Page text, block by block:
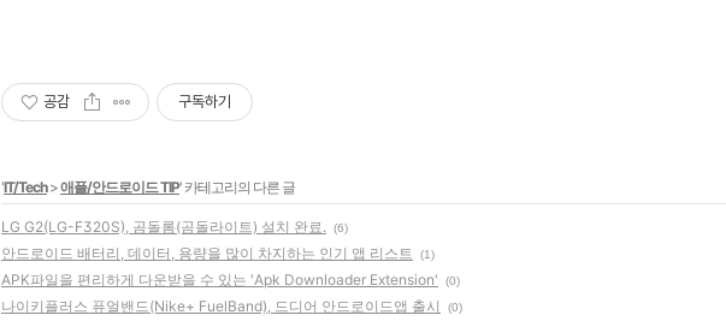
공감 구독하기
'IT/Tech>애플/안드로이드 TIP' 카테고리의 다른 글
LG G2(LG-F320S), 곰돌롬(곰돌라이트) 설치 완료. (6)
안드로이드 배터리, 데이터, 용량을 많이 차지하는 인기 앱 리스트 (1)
APK파일을 편리하게 다운받을 수 있는 'Apk Downloader Extension' (0)
나이키플러스 퓨얼밴드(Nike+ FuelBand), 드디어 안드로이드앱 출시 (0)